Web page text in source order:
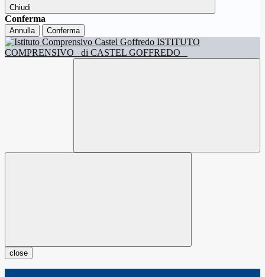
Chiudi
Conferma
Annulla Conferma
ISTITUTO
COMPRENSIVO
di CASTEL GOFFREDO
close